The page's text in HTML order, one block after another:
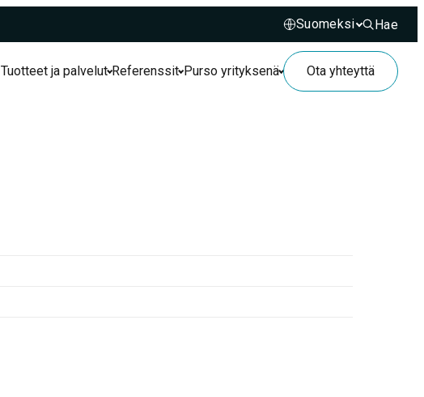
Hae
Hae
Tuotteet ja palvelut Referenssit Purso yrityksenä Ota yhteyttä